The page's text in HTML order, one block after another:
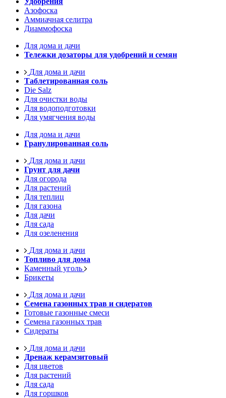
Азофоска
Аммиачная селитра
Диаммофоска
Для дома и дачи
Тележки дозаторы для удобрений и семян
Для дома и дачи
Таблетированная соль
Die Salz
Для очистки воды
Для водоподготовки
Для умягчения воды
Для дома и дачи
Гранулированная соль
Для дома и дачи
Грунт для дачи
Для огорода
Для растений
Для теплиц
Для газона
Для дачи
Для сада
Для озеленения
Для дома и дачи
Топливо для дома
Каменный уголь
Брикеты
Для дома и дачи
Семена газонных трав и сидератов
Готовые газонные смеси
Семена газонных трав
Сидераты
Для дома и дачи
Дренаж керамзитовый
Для цветов
Для растений
Для сада
Для горшков